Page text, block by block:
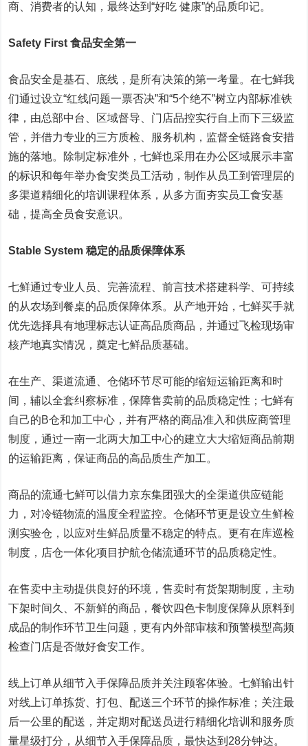
商、消费者的认知，最终达到“好吃 健康”的品质印记。
Safety First 食品安全第一
食品安全是基石、底线，是所有决策的第一考量。在七鲜我
们通过设立“红线问题一票否决”和“5个绝不”树立内部标准铁
律，由总部中台、区域督导、门店品控实行自上而下三级监
管，并借力专业的三方质检、服务机构，监督全链路食安措
施的落地。除制定标准外，七鲜也采用在办公区域展示丰富
的标识和每年举办食安类员工活动，制作从员工到管理层的
多渠道精细化的培训课程体系，从多方面夯实员工食安基
础，提高全员食安意识。
Stable System 稳定的品质保障体系
七鲜通过专业人员、完善流程、前言技术搭建科学、可持续
的从农场到餐桌的品质保障体系。从产地开始，七鲜买手就
优先选择具有地理标志认证高品质商品，并通过飞检现场审
核产地真实情况，奠定七鲜品质基础。
在生产、渠道流通、仓储环节尽可能的缩短运输距离和时
间，辅以全套纠察标准，保障售卖前的品质稳定性；七鲜有
自己的B仓和加工中心，并有严格的商品准入和供应商管理
制度，通过一南一北两大加工中心的建立大大缩短商品前期
的运输距离，保证商品的高品质生产加工。
商品的流通七鲜可以借力京东集团强大的全渠道供应链能
力，对冷链物流的温度全程监控。仓储环节更是设立生鲜检
测实验仓，以应对生鲜品质量不稳定的特点。更有在库巡检
制度，店仓一体化项目护航仓储流通环节的品质稳定性。
在售卖中主动提供良好的环境，售卖时有货架期制度，主动
下架时间久、不新鲜的商品，餐饮四色卡制度保障从原料到
成品的制作环节卫生问题，更有内外部审核和预警模型高频
检查门店是否做好食安工作。
线上订单从细节入手保障品质并关注顾客体验。七鲜输出针
对线上订单拣货、打包、配送三个环节的操作标准；关注最
后一公里的配送，并定期对配送员进行精细化培训和服务质
量星级打分，从细节入手保障品质，最快达到28分钟达。